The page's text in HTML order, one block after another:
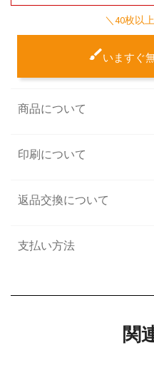
＼40枚以
いますぐ
商品について
印刷について
返品交換について
支払い方法
関